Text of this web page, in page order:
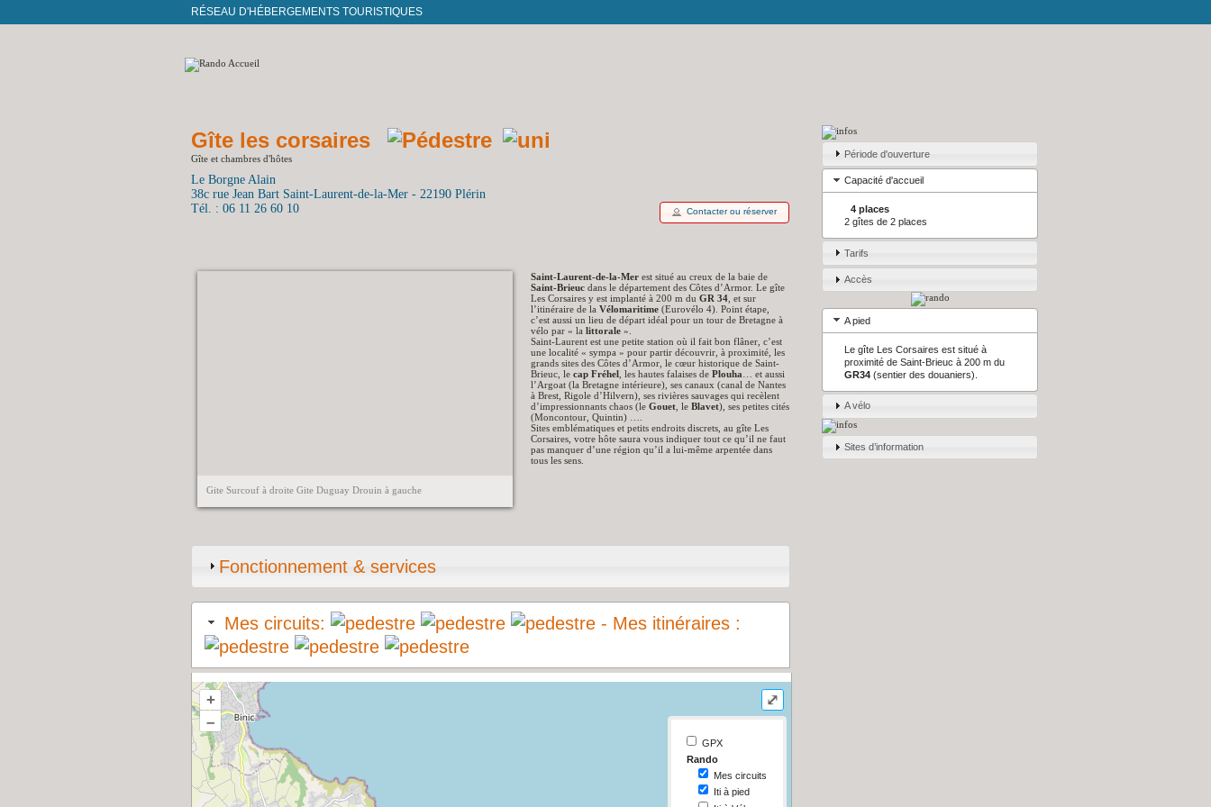
RÉSEAU D'HÉBERGEMENTS TOURISTIQUES
Gîte les corsaires
Gîte et chambres d'hôtes
Le Borgne Alain
38c rue Jean Bart Saint-Laurent-de-la-Mer - 22190 Plérin
Tél. : 06 11 26 60 10
Contacter ou réserver
Gite Surcouf à droite Gite Duguay Drouin à gauche
Saint-Laurent-de-la-Mer est situé au creux de la baie de
Saint-Brieuc dans le département des Côtes d’Armor. Le gîte
Les Corsaires y est implanté à 200 m du GR 34 , et sur
l’itinéraire de la Vélomaritime (Eurovélo 4). Point étape,
c’est aussi un lieu de départ idéal pour un tour de Bretagne à
vélo par « la littorale ».
Saint-Laurent est une petite station où il fait bon flâner, c’est
une localité « sympa » pour partir découvrir, à proximité, les
grands sites des Côtes d’Armor, le cœur historique de Saint-
Brieuc, le cap Fréhel , les hautes falaises de Plouha … et aussi
l’Argoat (la Bretagne intérieure), ses canaux (canal de Nantes
à Brest, Rigole d’Hilvern), ses rivières sauvages qui recèlent
d’impressionnants chaos (le Gouet , le Blavet), ses petites cités
(Moncontour, Quintin) ….
Sites emblématiques et petits endroits discrets, au gîte Les
Corsaires, votre hôte saura vous indiquer tout ce qu’il ne faut
pas manquer d’une région qu’il a lui-même arpentée dans
tous les sens.
Fonctionnement & services
Mes circuits: - Mes itinéraires :
+
–
⤢
GPX
Rando
Mes circuits
Iti à pied
Période d'ouverture
Capacité d'accueil
4 places
2 gîtes de 2 places
Tarifs
Accès
A pied
Le gîte Les Corsaires est situé à
proximité de Saint-Brieuc à 200 m du
GR34(sentier des douaniers).
A vélo
Sites d’information